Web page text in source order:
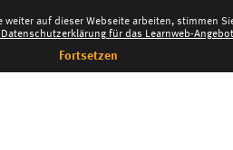
weiter auf dieser Webseite arbeiten, stimmen
Datenschutzerklärung für das Learnweb-Angebot
Fortsetzen